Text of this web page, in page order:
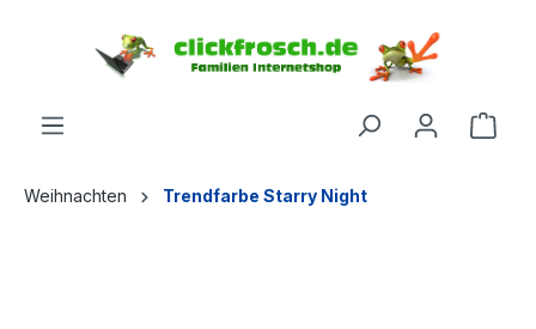
Weihnachten Trendfarbe Starry Night